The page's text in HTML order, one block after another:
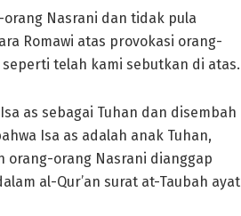
Nasrani dan tidak pula
Romawi atas provokasi orang-
telah kami sebutkan di atas.
as sebagai Tuhan dan disembah
Isa as adalah anak Tuhan,
orang-orang Nasrani dianggap
al-Qur’an surat at-Taubah ayat